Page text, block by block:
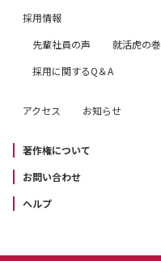
採用情報
先輩社員の声
就活虎の巻
採用に関するQ＆A
アクセス お知らせ
著作権について
お問い合わせ
ヘルプ